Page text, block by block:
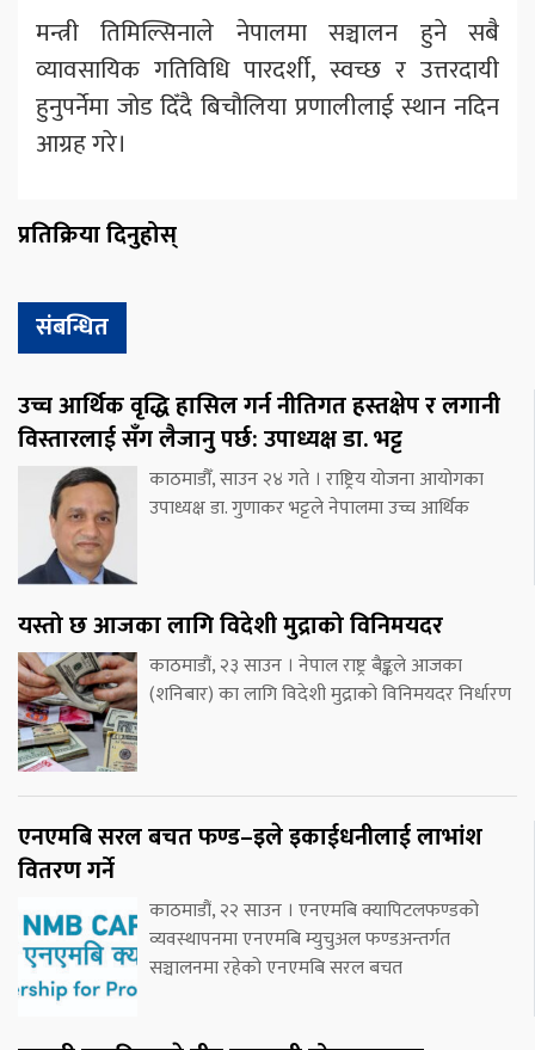
मन्त्री तिमिल्सिनाले नेपालमा सञ्चालन हुने सबै
व्यावसायिक गतिविधि पारदर्शी, स्वच्छ र उत्तरदायी
हुनुपर्नेमा जोड दिँदै बिचौलिया प्रणालीलाई स्थान नदिन
आग्रह गरे।
प्रतिक्रिया दिनुहोस्
संबन्धित
उच्च आर्थिक वृद्धि हासिल गर्न नीतिगत हस्तक्षेप र लगानी
विस्तारलाई सँग लैजानु पर्छ: उपाध्यक्ष डा. भट्ट
काठमाडौँ, साउन २४ गते । राष्ट्रिय योजना आयोगका
उपाध्यक्ष डा. गुणाकर भट्टले नेपालमा उच्च आर्थिक
यस्तो छ आजका लागि विदेशी मुद्राको विनिमयदर
काठमाडौं, २३ साउन । नेपाल राष्ट्र बैङ्कले आजका
(शनिबार) का लागि विदेशी मुद्राको विनिमयदर निर्धारण
एनएमबि सरल बचत फण्ड–इले इकाईधनीलाई लाभांश
वितरण गर्ने
काठमाडौं, २२ साउन । एनएमबि क्यापिटलफण्डको
व्यवस्थापनमा एनएमबि म्युचुअल फण्डअन्तर्गत
सञ्चालनमा रहेको एनएमबि सरल बचत